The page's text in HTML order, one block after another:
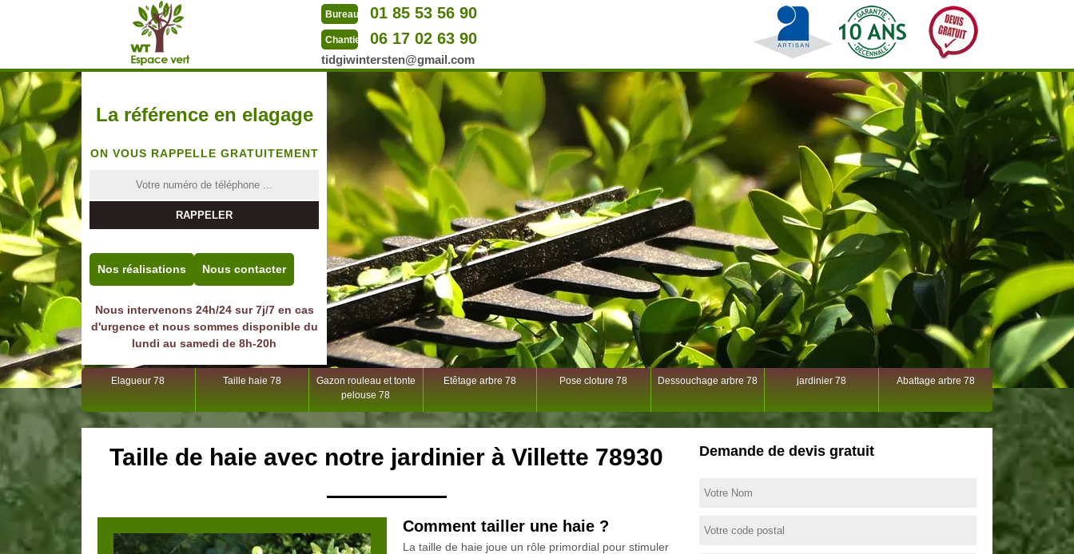
Bureau 01 85 53 56 90
Chantier 06 17 02 63 90
tidgiwintersten@gmail.com
La référence en elagage
ON VOUS RAPPELLE GRATUITEMENT
Nos réalisations Nous contacter
Nous intervenons 24h/24 sur 7j/7 en cas
d'urgence et nous sommes disponible du
lundi au samedi de 8h-20h
Elagueur 78 Taille haie 78
Gazon rouleau et tonte
pelouse 78
Etêtage arbre 78 Pose cloture 78 Dessouchage arbre 78 jardinier 78 Abattage arbre 78
Taille de haie avec notre jardinier à Villette 78930
Comment tailler une haie ?
La taille de haie joue un rôle primordial pour stimuler
Demande de devis gratuit